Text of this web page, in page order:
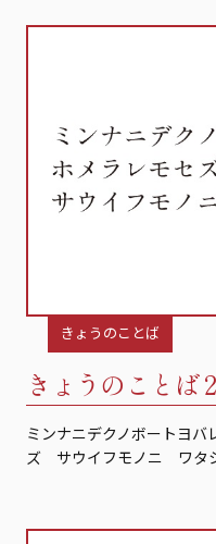
きょうのことば
きょうのことば
ミンナニデクノボートヨ
ズ サウイフモノニ ワタ